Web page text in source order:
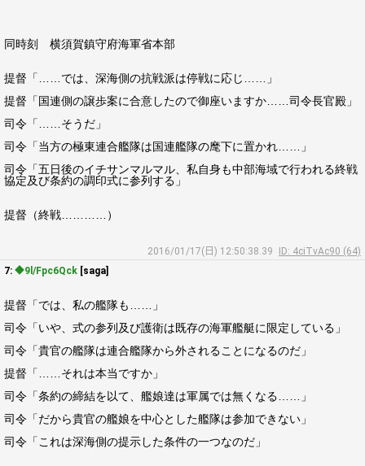
同時刻 横須賀鎮守府海軍省本部
提督「……では、深海側の抗戦派は停戦に応じ……」
提督「国連側の譲歩案に合意したので御座いますか……司令長官殿」
司令「……そうだ」
司令「当方の極東連合艦隊は国連艦隊の麾下に置かれ……」
司令「五日後のイチサンマルマル、私自身も中部海域で行われる終戦
協定及び条約の調印式に参列する」
提督（終戦…………）
2016/01/17(日) 12:50:38.39
ID: 4ciTvAc90 (64)
7: ◆9l/Fpc6Qck [saga]
提督「では、私の艦隊も……」
司令「いや、式の参列及び護衛は既存の海軍艦艇に限定している」
司令「貴官の艦隊は連合艦隊から外されることになるのだ」
提督「……それは本当ですか」
司令「条約の締結を以て、艦娘達は軍属では無くなる……」
司令「だから貴官の艦娘を中心とした艦隊は参加できない」
司令「これは深海側の提示した条件の一つなのだ」